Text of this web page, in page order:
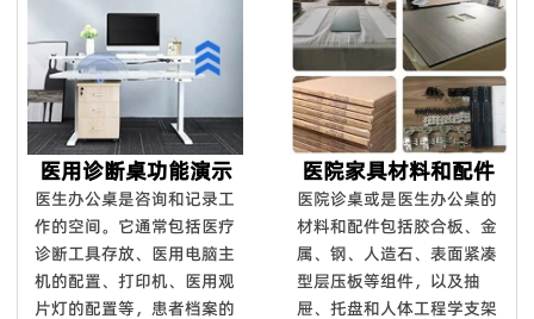
医用诊断桌功能演示
医生办公桌是咨询和记录工
作的空间。它通常包括医疗
诊断工具存放、医用电脑主
机的配置、打印机、医用观
片灯的配置等，患者档案的
医院家具材料和配件
医院诊桌或是医生办公桌的
材料和配件包括胶合板、金
属、钢、人造石、表面紧凑
型层压板等组件，以及抽
屉、托盘和人体工程学支架